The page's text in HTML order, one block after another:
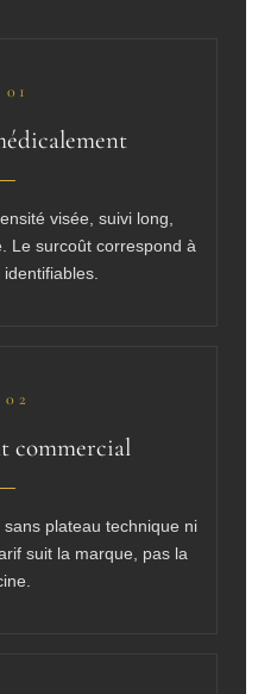
visée, suivi long,
Le surcoût correspond à
commercial
plateau technique ni
suit la marque, pas la